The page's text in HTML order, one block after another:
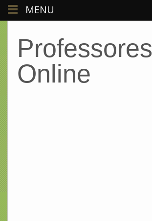
Professores
Online
MENU